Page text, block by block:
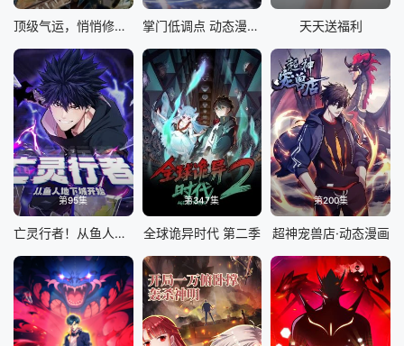
顶级气运，悄悄修练千年 动态漫画 掌门低调点 动态漫画 第三季 天天送福利
第95集
亡灵行者！从鱼人地下城开始 动态漫画
第347集
全球诡异时代 第二季
第200集
超神宠兽店·动态漫画